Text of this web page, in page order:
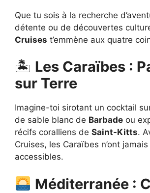
Que tu sois à la recherche
détente ou de découvertes
Cruises t’emmène aux quatre
🏝 Les Caraïbes :
sur Terre
Imagine-toi sirotant un cocktail
de sable blanc de Barbade ou
récifs coralliens de Saint-Kitts.
Cruises, les Caraïbes n’ont
accessibles.
Méditerranée :